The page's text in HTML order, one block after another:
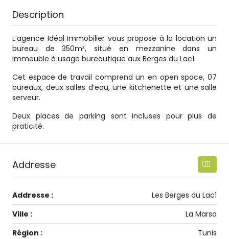
Description
L’agence Idéal Immobilier vous propose à la location un
bureau de 350m², situé en mezzanine dans un
immeuble à usage bureautique aux Berges du Lac1.
Cet espace de travail comprend un en open space, 07
bureaux, deux salles d’eau, une kitchenette et une salle
serveur.
Deux places de parking sont incluses pour plus de
praticité.
Addresse
Addresse :
Les Berges du Lac1
Ville :
La Marsa
Région :
Tunis